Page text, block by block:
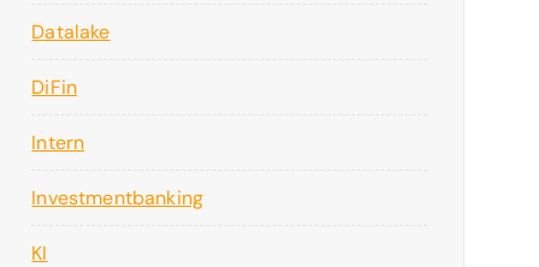
Datalake
DiFin
Intern
Investmentbanking
KI